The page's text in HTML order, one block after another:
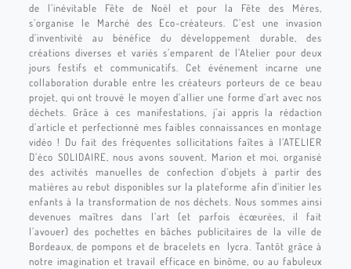
de l’inévitable Fête de Noël et pour la Fête des Mères,
s’organise le Marché des Eco-créateurs. C’est une invasion
d’inventivité au bénéfice du développement durable, des
créations diverses et variés s’emparent de l’Atelier pour deux
jours festifs et communicatifs. Cet événement incarne une
collaboration durable entre les créateurs porteurs de ce beau
projet, qui ont trouvé le moyen d’allier une forme d’art avec nos
déchets. Grâce à ces manifestations, j’ai appris la rédaction
d’article et perfectionné mes faibles connaissances en montage
vidéo ! Du fait des fréquentes sollicitations faîtes à l’ATELIER
D’éco SOLIDAIRE, nous avons souvent, Marion et moi, organisé
des activités manuelles de confection d’objets à partir des
matières au rebut disponibles sur la plateforme afin d’initier les
enfants à la transformation de nos déchets. Nous sommes ainsi
devenues maîtres dans l’art (et parfois écœurées, il fait
l’avouer) des pochettes en bâches publicitaires de la ville de
Bordeaux, de pompons et de bracelets en lycra. Tantôt grâce à
notre imagination et travail efficace en binôme, ou au fabuleux